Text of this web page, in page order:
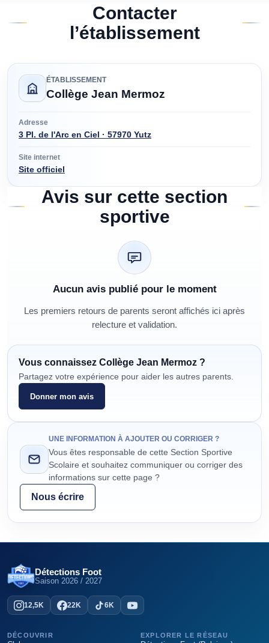
Contacter
l’établissement
ÉTABLISSEMENT
Collège Jean Mermoz
Adresse
3 Pl. de l'Arc en Ciel · 57970 Yutz
Site internet
Site officiel
Avis sur cette section
sportive
Aucun avis publié pour le moment
Les premiers retours de parents seront affichés ici après
relecture et validation.
Vous connaissez Collège Jean Mermoz ?
Partagez votre expérience pour aider les autres parents.
Donner mon avis
UNE INFORMATION À AJOUTER OU CORRIGER ?
Vous êtes responsable de cette Section Sportive
Scolaire et souhaitez communiquer ou corriger des
informations sur cette page ?
Nous écrire
Détections Foot
Saison 2026 / 2027
12,5K 22K 6K
DÉCOUVRIR EXPLORER LE RÉSEAU